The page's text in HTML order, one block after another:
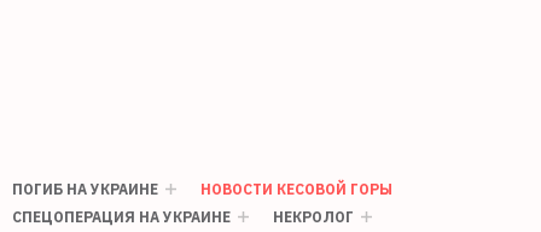
ПОГИБ НА УКРАИНЕ
НОВОСТИ КЕСОВОЙ ГОРЫ
СПЕЦОПЕРАЦИЯ НА УКРАИНЕ
НЕКРОЛОГ